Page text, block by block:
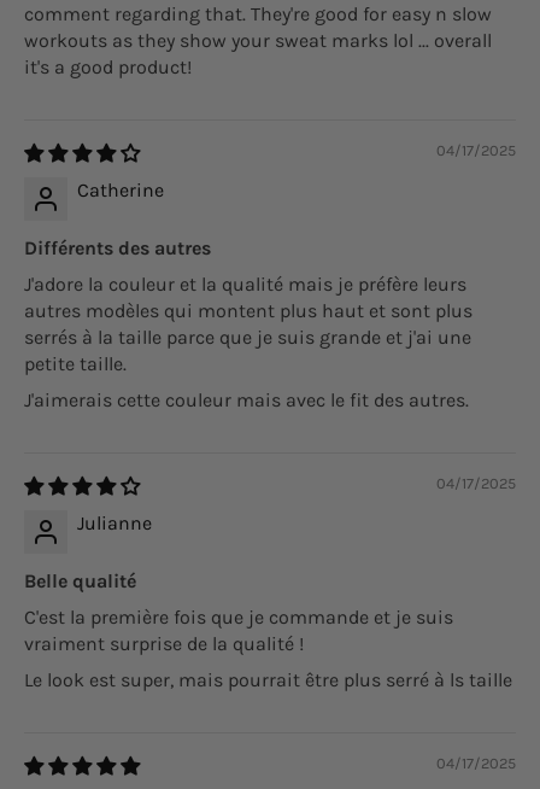
comment regarding that. They're good for easy n slow
workouts as they show your sweat marks lol ... overall
it's a good product!
04/17/2025
Catherine
Différents des autres
J'adore la couleur et la qualité mais je préfère leurs
autres modèles qui montent plus haut et sont plus
serrés à la taille parce que je suis grande et j'ai une
petite taille.
J'aimerais cette couleur mais avec le fit des autres.
04/17/2025
Julianne
Belle qualité
C'est la première fois que je commande et je suis
vraiment surprise de la qualité !
Le look est super, mais pourrait être plus serré à ls taille
04/17/2025